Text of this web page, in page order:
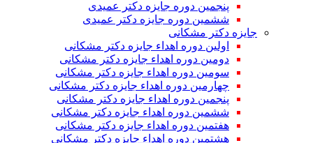
پنجمین دوره جایزه دکتر عمیدی
ششمین دوره جایزه دکتر عمیدی
جایزه دکتر مشکانی
اولین دوره اهداء جایزه دکتر مشکانی
دومین دوره اهداء جایزه دکتر مشکانی
سومین دوره اهداء جایزه دکتر مشکانی
چهارمین دوره اهداء جایزه دکتر مشکانی
پنجمین دوره اهداء جایزه دکتر مشکانی
ششمین دوره اهداء جایزه دکتر مشکانی
هفتمین دوره اهداء جایزه دکتر مشکانی
هشتمین دوره اهداء جایزه دکتر مشکانی